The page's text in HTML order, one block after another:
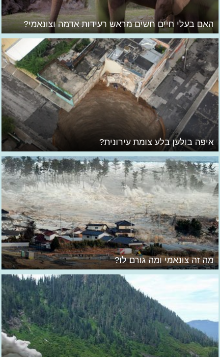
האם בעלי חיים חשים מראש רעידות אדמה וצונאמי?
איפה בולען בלע צומת עירונית?
מה זה צונאמי ומה גורם לו?